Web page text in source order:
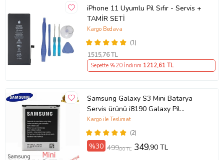
iPhone 11 Uyumlu Pil Sıfır - Servis +
TAMİR SETİ
(1)
Kargo Bedava
1515,76 TL
Sepette %20 İndirim 1212,61 TL
Samsung Galaxy S3 Mini Batarya
Servis ürünü i8190 Galaxy Pil
Kapasite : 1500mAh
(2)
Kargo ile Teslimat
%30 499,00 TL 349,90 TL